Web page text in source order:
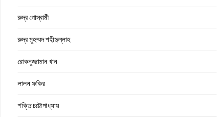
রুদ্র গোস্বামী
রুদ্র মুহম্মদ শহীদুল্লাহ
রোকনুজ্জামান খান
লালন ফকির
শক্তি চট্টোপাধ্যায়